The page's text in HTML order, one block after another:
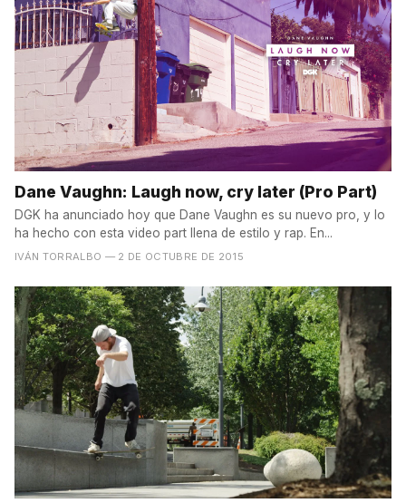
Dane Vaughn: Laugh now, cry later (Pro Part)
DGK ha anunciado hoy que Dane Vaughn es su nuevo pro, y lo
ha hecho con esta video part llena de estilo y rap. En...
IVÁN TORRALBO — 2 DE OCTUBRE DE 2015